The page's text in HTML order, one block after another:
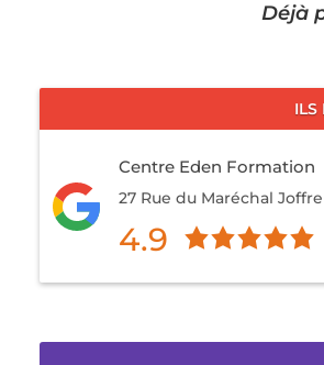
Déjà
ILS
Centre Eden Formation
27 Rue du Maréchal
4.9
Note :